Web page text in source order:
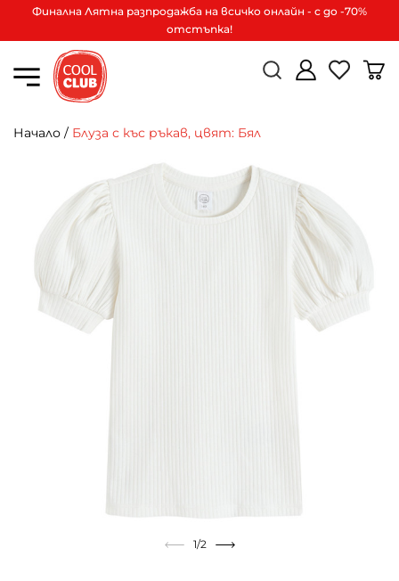
Финална Лятна разпродажба на всичко онлайн - с до -70%
отстъпка!
Начало / Блуза с къс ръкав, цвят: Бял
1/2